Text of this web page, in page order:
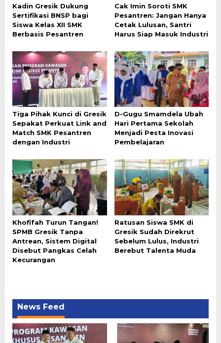
Kadin Gresik Dukung
Sertifikasi BNSP bagi
Siswa Kelas XII SMK
Berbasis Pesantren
Cak Imin Soroti SMK
Pesantren: Jangan Hanya
Cetak Lulusan, Santri
Harus Siap Masuk Industri
Tiga Pihak Kunci di Gresik
Sepakat Perkuat Link and
Match SMK Pesantren
dengan Industri
D-Gugu Smamdela Ubah
Hari Pertama Sekolah
Menjadi Pesta Inovasi
Pembelajaran
Khofifah Turun Tangan!
SPMB Gresik Tanpa
Antrean, Sistem Digital
Disebut Pangkas Celah
Kecurangan
Ratusan Siswa SMK di
Gresik Sudah Direkrut
Sebelum Lulus, Industri
Berebut Talenta Muda
News Feed